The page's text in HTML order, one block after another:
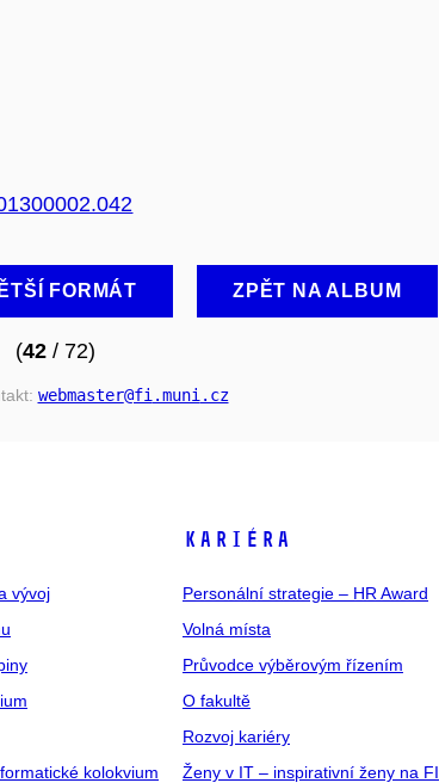
FORMÁT ZPĚT NA ALBUM
(42/ 72)
webmaster@fi .muni .cz
vývoj
kolokvium
KARIÉRA
Personální strategie – HR Award
Volná místa
Průvodce výběrovým řízením
O fakultě
Rozvoj kariéry
Ženy v IT – inspirativní ženy na FI